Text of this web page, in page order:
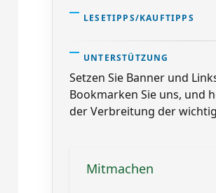
LESETIPPS/KAUFTIPPS
UNTERSTÜTZUNG
Setzen Sie Banner und
Bookmarken Sie uns, und
der Verbreitung der
Mitmachen